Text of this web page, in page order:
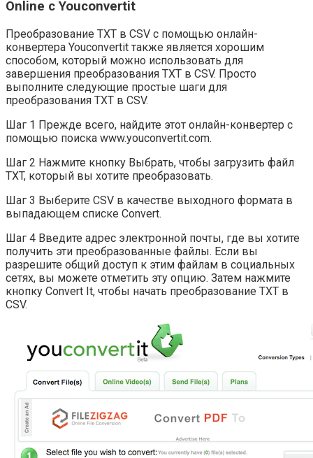
Online с Youconvertit
Преобразование TXT в CSV с помощью онлайн-
конвертера Youconvertit также является хорошим
способом, который можно использовать для
завершения преобразования TXT в CSV. Просто
выполните следующие простые шаги для
преобразования TXT в CSV.
Шаг 1 Прежде всего, найдите этот онлайн-конвертер с
помощью поиска www.youconvertit.com.
Шаг 2 Нажмите кнопку Выбрать, чтобы загрузить файл
TXT, который вы хотите преобразовать.
Шаг 3 Выберите CSV в качестве выходного формата в
выпадающем списке Convert.
Шаг 4 Введите адрес электронной почты, где вы хотите
получить эти преобразованные файлы. Если вы
разрешите общий доступ к этим файлам в социальных
сетях, вы можете отметить эту опцию. Затем нажмите
кнопку Convert It, чтобы начать преобразование TXT в
CSV.